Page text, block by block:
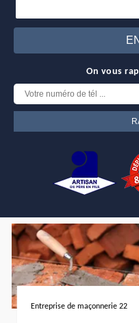
On vous
Entreprise de maçonnerie 22